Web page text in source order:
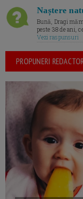
Naștere
Bună, Dragi
peste 38 de ani,
Vezi raspunsuri
PROPUNERI